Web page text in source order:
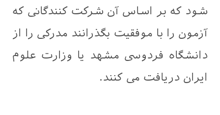
شود که بر اساس آن شرکت کنندگانی که
آزمون را با موفقیت بگذرانند مدرکی را از
دانشگاه فردوسی مشهد یا وزارت علوم
ایران دریافت می کنند.